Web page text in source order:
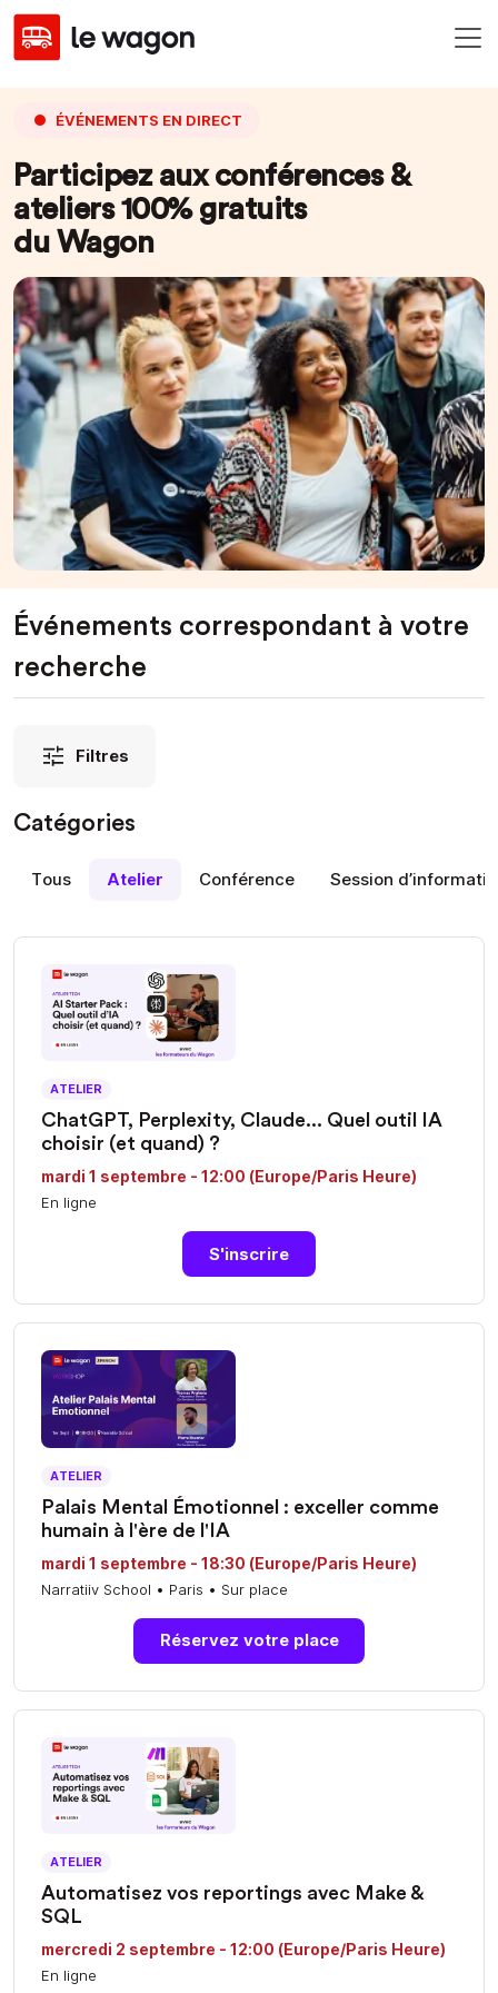
ÉVÉNEMENTS EN DIRECT
Participez aux conférences &
ateliers 100% gratuits
du Wagon
Événements correspondant à votre
recherche
Filtres
Catégories
Tous Atelier Conférence Session
ATELIER
ChatGPT, Perplexity, Claude... Quel outil IA
choisir (et quand) ?
mardi 1 septembre - 12:00 (Europe/Paris Heure)
En ligne
S'inscrire
ATELIER
Palais Mental Émotionnel : exceller comme
humain à l'ère de l'IA
mardi 1 septembre - 18:30 (Europe/Paris Heure)
Narratiiv School • Paris • Sur place
Réservez votre place
ATELIER
Automatisez vos reportings avec Make &
SQL
mercredi 2 septembre - 12:00 (Europe/Paris Heure)
En ligne